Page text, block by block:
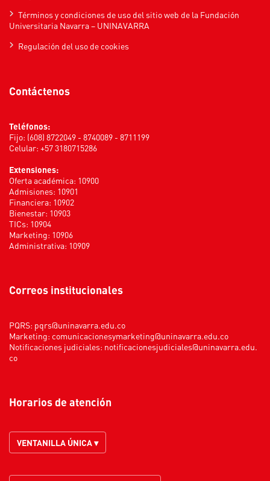
Términos y condiciones de uso del sitio web de la Fundación
Universitaria Navarra – UNINAVARRA
Regulación del uso de cookies
Contáctenos
Teléfonos:
Fijo: (608) 8722049 - 8740089 - 8711199
Celular: +57 3180715286
Extensiones:
Oferta académica: 10900
Admisiones: 10901
Financiera: 10902
Bienestar: 10903
TICs: 10904
Marketing: 10906
Administrativa: 10909
Correos institucionales
PQRS: pqrs@uninavarra.edu.co
Marketing: comunicacionesymarketing@uninavarra.edu.co
Notificaciones judiciales: notificacionesjudiciales@uninavarra.edu.
co
Horarios de atención
VENTANILLA ÚNICA ▾